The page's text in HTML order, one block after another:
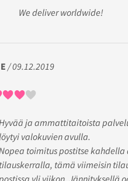
We deliver worldwide!
/ 09.12.2019
Hyvää ja ammattitaitoista
valokuvien avulla.
Nopea toimitus postitse
tilauskerralla, tämä viimeisin
yli viikon. Jännityksellä